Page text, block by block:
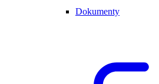
Dokumenty